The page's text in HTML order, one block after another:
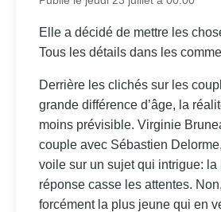
Elle a décidé de mettre les
Tous les détails dans les
Derrière les clichés sur les
grande différence d’âge, la
moins prévisible. Virginie
couple avec Sébastien
voile sur un sujet qui intrigue: la
réponse casse les attentes.
forcément la plus jeune qui en